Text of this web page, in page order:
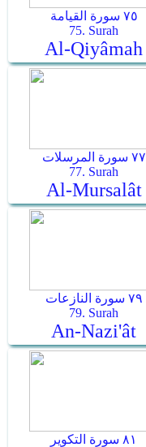
٧٥ سورة القيامة
75. Surah
Al-Qiyâmah
٧٧ سورة المرسلات
77. Surah
Al-Mursalât
٧٩ سورة النازعات
79. Surah
An-Nazi'ât
٨١ سورة التكوير